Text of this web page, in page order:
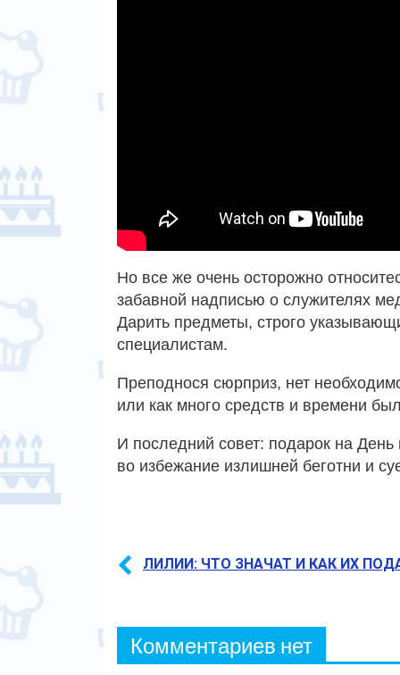
Но все же очень осторожно
забавной надписью о служителях
Дарить предметы, строго
специалистам.
Преподнося сюрприз, нет
или как много средств и времени
И последний совет: подарок на
во избежание излишней беготни и
ЛИЛИИ: ЧТО ЗНАЧАТ И КАК ИХ
Комментариев нет